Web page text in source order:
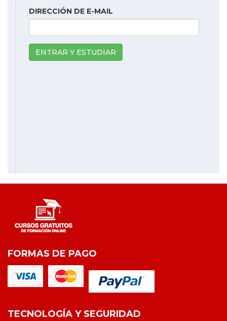
DIRECCIÓN DE E-MAIL
ENTRAR Y ESTUDIAR
FORMAS DE PAGO
TECNOLOGÍA Y SEGURIDAD